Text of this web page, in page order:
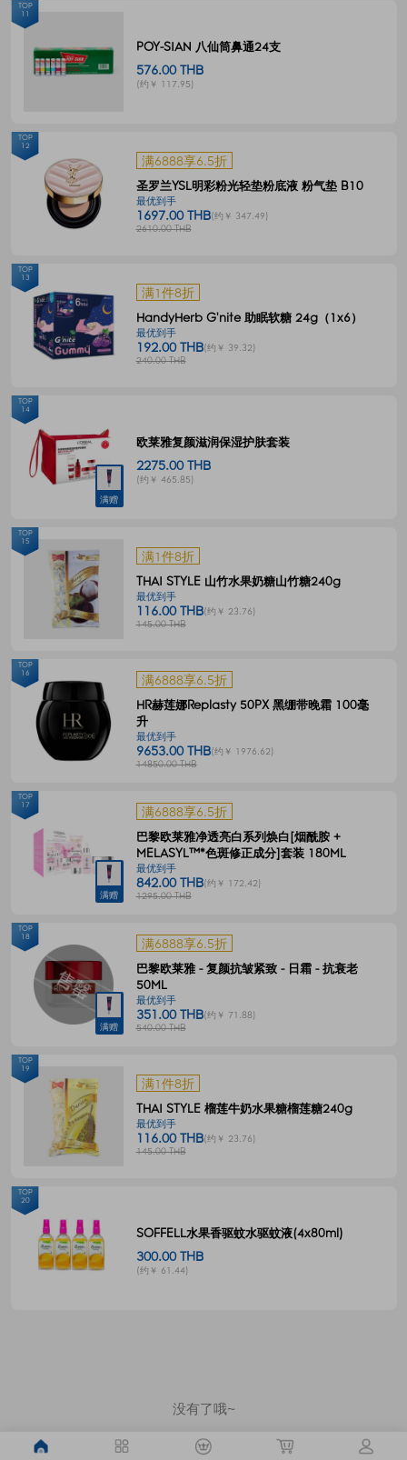
POY-SIAN 八仙筒鼻通24支
576.00 THB
(约￥ 117.95)
TOP
11
满6888享6.5折
圣罗兰YSL明彩粉光轻垫粉底液 粉气垫 B10
最优到手
1697.00 THB(约￥ 347.49)
2610.00 THB
TOP
12
满1件8折
HandyHerb G'nite 助眠软糖 24g（1x6）
最优到手
192.00 THB(约￥ 39.32)
240.00 THB
TOP
13
满赠
欧莱雅复颜滋润保湿护肤套装
2275.00 THB
(约￥ 465.85)
TOP
14
满1件8折
THAI STYLE 山竹水果奶糖山竹糖240g
最优到手
116.00 THB(约￥ 23.76)
145.00 THB
TOP
15
满6888享6.5折
HR赫莲娜Replasty 50PX 黑绷带晚霜 100毫
升
最优到手
9653.00 THB(约￥ 1976.62)
14850.00 THB
TOP
16
满赠
满6888享6.5折
巴黎欧莱雅净透亮白系列焕白[烟酰胺 +
MELASYL™*色斑修正成分]套装 180ML
最优到手
842.00 THB(约￥ 172.42)
1295.00 THB
TOP
17
满赠
满6888享6.5折
巴黎欧莱雅 - 复颜抗皱紧致 - 日霜 - 抗衰老
50ML
最优到手
351.00 THB(约￥ 71.88)
540.00 THB
TOP
18
满1件8折
THAI STYLE 榴莲牛奶水果糖榴莲糖240g
最优到手
116.00 THB(约￥ 23.76)
145.00 THB
TOP
19
SOFFELL水果香驱蚊水驱蚊液(4x80ml)
300.00 THB
(约￥ 61.44)
TOP
20
没有了哦~